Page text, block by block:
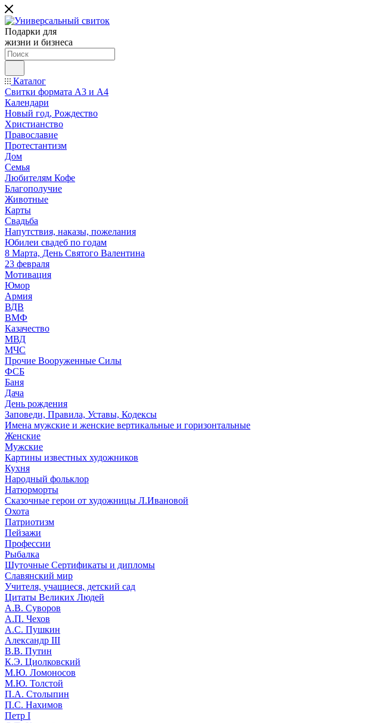
Подарки для
жизни и бизнеса
Каталог
Свитки формата А3 и А4
Календари
Новый год, Рождество
Христианство
Православие
Протестантизм
Дом
Семья
Любителям Кофе
Благополучие
Животные
Карты
Свадьба
Напутствия, наказы, пожелания
Юбилеи свадеб по годам
8 Марта, День Святого Валентина
23 февраля
Мотивация
Юмор
Армия
ВДВ
ВМФ
Казачество
МВД
МЧС
Прочие Вооруженные Силы
ФСБ
Баня
Дача
День рождения
Заповеди, Правила, Уставы, Кодексы
Имена мужские и женские вертикальные и горизонтальные
Женские
Мужские
Картины известных художников
Кухня
Народный фольклор
Натюрморты
Сказочные герои от художницы Л.Ивановой
Охота
Патриотизм
Пейзажи
Профессии
Рыбалка
Шуточные Сертификаты и дипломы
Славянский мир
Учителя, учащиеся, детский сад
Цитаты Великих Людей
А.В. Суворов
А.П. Чехов
А.С. Пушкин
Александр III
В.В. Путин
К.Э. Циолковский
М.Ю. Ломоносов
М.Ю. Толстой
П.А. Столыпин
П.С. Нахимов
Петр I